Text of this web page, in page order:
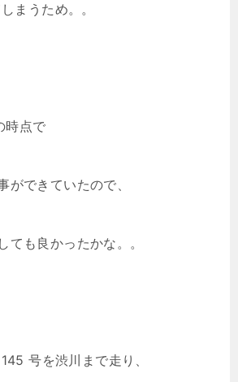
まうため。。
時点で
ができていたので、
ても良かったかな。。
号を渋川まで走り、